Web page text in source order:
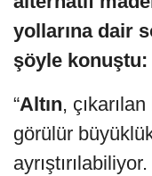
yollarına dair
şöyle konuştu:
“Altın,
görülür